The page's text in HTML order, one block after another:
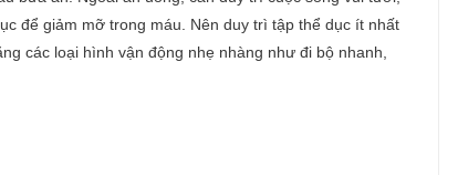
để giảm mỡ trong máu. Nên duy trì tập thể dục ít nhất
các loại hình vận động nhẹ nhàng như đi bộ nhanh,